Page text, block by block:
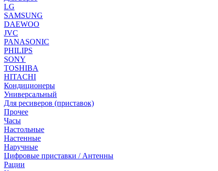
LG
SAMSUNG
DAEWOO
JVC
PANASONIC
PHILIPS
SONY
TOSHIBA
HITACHI
Кондиционеры
Универсальный
Для ресиверов (приставок)
Прочее
Часы
Настольные
Настенные
Наручные
Цифровые приставки / Антенны
Рации